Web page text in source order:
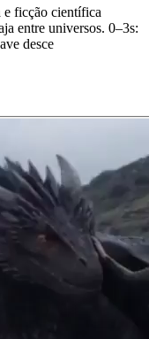
e ficção científica
entre universos. 0–3s:
desce